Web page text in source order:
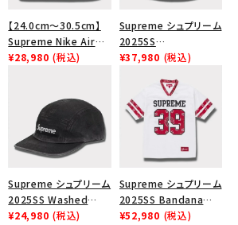
【24.0cm～30.5cm】
Supreme Nike Air
Force 1 Low シュプリ
ズ ホワイト
¥28,980 (税込)
Supreme シュプリーム
2025SS
Championship Box
チャンピオンシップボッ
クスロゴニューエラキャ
ップ ブラック 黒
¥37,980 (税込)
Supreme シュプリーム
2025SS Washed
Chino Twill Camp
¥24,980 (税込)
Supreme シュプリーム
2025SS Bandana
Football Jersey バン
¥52,980 (税込)